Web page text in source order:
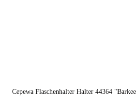
Cepewa Flaschenhalter Halter 44364